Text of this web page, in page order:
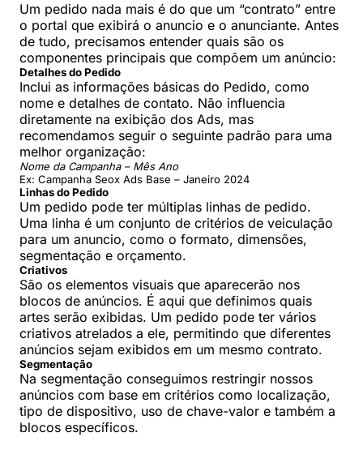
Um pedido nada mais é do que um “contrato” entre
o portal que exibirá o anuncio e o anunciante. Antes
de tudo, precisamos entender quais são os
componentes principais que compõem um anúncio:
Detalhes do Pedido
Inclui as informações básicas do Pedido, como
nome e detalhes de contato. Não influencia
diretamente na exibição dos Ads, mas
recomendamos seguir o seguinte padrão para uma
melhor organização:
Nome da Campanha – Mês Ano
Ex: Campanha Seox Ads Base – Janeiro 2024
Linhas do Pedido
Um pedido pode ter múltiplas linhas de pedido.
Uma linha é um conjunto de critérios de veiculação
para um anuncio, como o formato, dimensões,
segmentação e orçamento.
Criativos
São os elementos visuais que aparecerão nos
blocos de anúncios. É aqui que definimos quais
artes serão exibidas. Um pedido pode ter vários
criativos atrelados a ele, permitindo que diferentes
anúncios sejam exibidos em um mesmo contrato.
Segmentação
Na segmentação conseguimos restringir nossos
anúncios com base em critérios como localização,
tipo de dispositivo, uso de chave-valor e também a
blocos específicos.